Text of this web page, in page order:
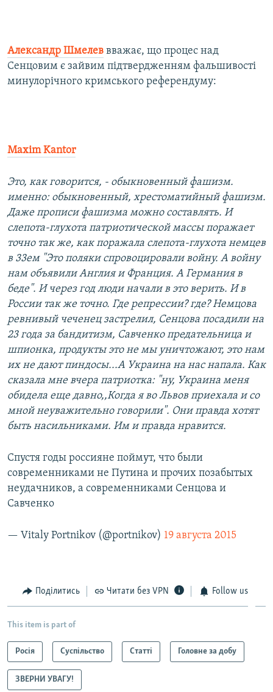
Александр Шмелев вважає, що процес над
Сенцовим є зайвим підтвердженням фальшивості
минулорічного кримського референдуму:
Maxim Kantor
Это, как говорится, - обыкновенный фашизм.
именно: обыкновенный, хрестоматийный фашизм.
Даже прописи фашизма можно составлять. И
слепота-глухота патриотической массы поражает
точно так же, как поражала слепота-глухота немцев
в 33ем "Это поляки спровоцировали войну. А войну
нам объявили Англия и Франция. А Германия в
беде". И через год люди начали в это верить. И в
России так же точно. Где репрессии? где? Немцова
ревнивый чеченец застрелил, Сенцова посадили на
23 года за бандитизм, Савченко предательница и
шпионка, продукты это не мы уничтожают, это нам
их не дают пиндосы...А Украина на нас напала. Как
сказала мне вчера патриотка: "ну, Украина меня
обидела еще давно,,Когда я во Львов приехала и со
мной неуважительно говорили". Они правда хотят
быть насильниками. Им и правда нравится.
Спустя годы россияне поймут, что были
современниками не Путина и прочих позабытых
неудачников, а современниками Сенцова и
Савченко
— Vitaly Portnikov (@portnikov) 19 августа 2015
Поділитись Читати без VPN Follow us
This item is part of
Росія Суспільство Статті Головне за добу
ЗВЕРНИ УВАГУ!